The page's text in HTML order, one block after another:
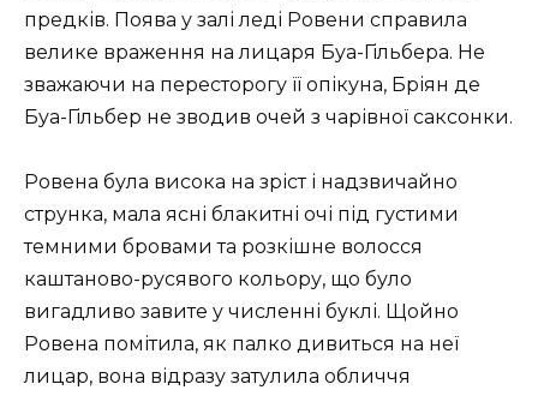
предків. Поява у залі леді Ровени справила
велике враження на лицаря Буа-Гільбера. Не
зважаючи на пересторогу її опікуна, Бріян де
Буа-Гільбер не зводив очей з чарівної саксонки.
Ровена була висока на зріст і надзвичайно
струнка, мала ясні блакитні очі під густими
темними бровами та розкішне волосся
каштаново-русявого кольору, що було
вигадливо завите у численні буклі. Щойно
Ровена помітила, як палко дивиться на неї
лицар, вона відразу затулила обличчя